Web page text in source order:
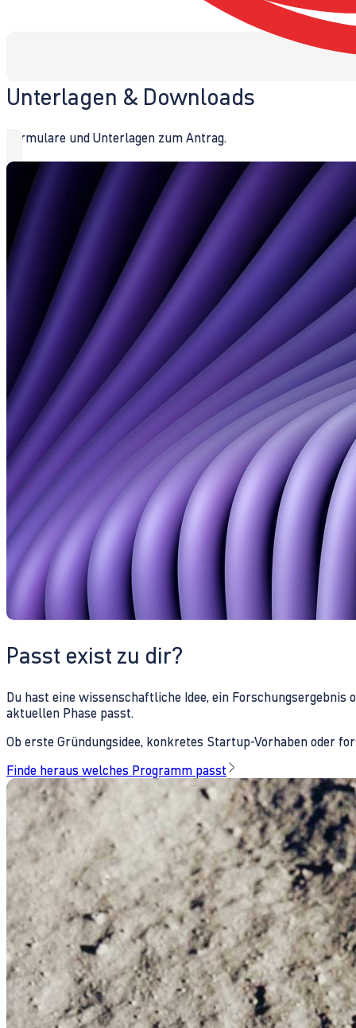
Unterlagen & Downloads
Formulare und Unterlagen zum Antrag.
Passt exist zu dir?
Du hast eine wissenschaftliche Idee, ein
aktuellen Phase passt.
Ob erste Gründungsidee, konkretes Startup-Vorhaben oder
Finde heraus welches Programm passt